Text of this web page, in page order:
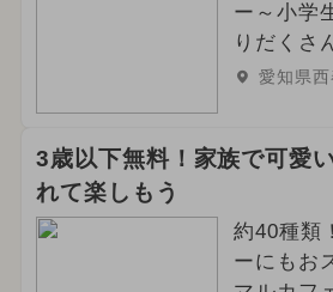
ー～小学
りだくさ
愛知県
3歳以下無料！家族で可愛
れて楽しもう
約40種類
ーにもお